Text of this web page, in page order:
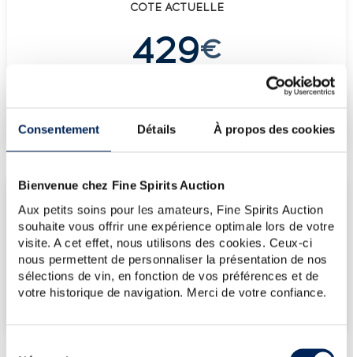
Consentement Détails À propos des cookies
Bienvenue chez Fine Spirits Auction
Aux petits soins pour les amateurs, Fine Spirits Auction
souhaite vous offrir une expérience optimale lors de votre
visite. A cet effet, nous utilisons des cookies. Ceux-ci
nous permettent de personnaliser la présentation de nos
sélections de vin, en fonction de vos préférences et de
votre historique de navigation. Merci de votre confiance.
COTE ACTUELLE
429€
12/06/2026
429€
VOUS POSSÉDEZ
UN SPIRITUEUX IDENTIQUE ?
VENDEZ-LE !